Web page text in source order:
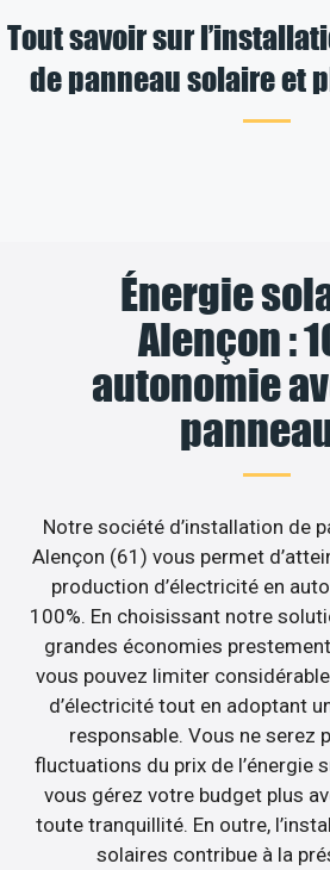
Tout savoir sur
de panneau solaire et
Énergie
Alençon :
autonomie
Notre société d’installation de
Alençon (61) vous permet
production d’électricité en
100%. En choisissant notre
grandes économies
vous pouvez limiter
d’électricité tout en adoptant
responsable. Vous ne serez
fluctuations du prix de l’énergie
vous gérez votre budget plus
toute tranquillité. En outre,
solaires contribue à la